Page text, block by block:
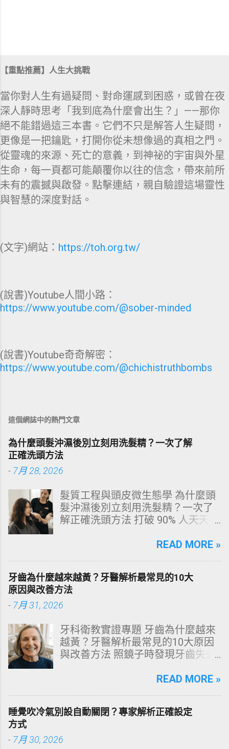
【重點推薦】人生大挑戰
當你對人生有過疑問、對命運感到困惑，或曾在夜
深人靜時思考「我到底為什麼會出生？」——那你
絕不能錯過這三本書。它們不只是解答人生疑問，
更像是一把鑰匙，打開你從未想像過的真相之門。
從靈魂的來源、死亡的意義，到神祕的宇宙與外星
生命，每一頁都可能顛覆你以往的信念，帶來前所
未有的震撼與啟發。點擊連結，親自驗證這場靈性
與智慧的深度對話。
(文字)網站： https://toh.org.tw/
(說書)Youtube人間小路：
https://www.youtube.com/@sober-minded
(說書)Youtube奇奇解密：
https://www.youtube.com/@chichistruthbombs
這個網誌中的熱門文章
為什麼頭髮沖濕後別立刻用洗髮精？一次了解
正確洗頭方法
- 7月 28, 2026
髮質工程與頭皮微生態學 為什麼頭
髮沖濕後別立刻用洗髮精？一次了
解正確洗頭方法 打破 90% 人天天在
構化思維，拆解頭皮清潔的物理與
康髮質。 💡 理性思維考題：你是否
天天洗頭，頭皮卻依然半天就出
油、發癢，甚至掉髮嚴重？ 絕大多
數人的頭皮問題，並不是洗髮精買
了」。當你蓮蓬頭剛淋濕頭髮，下
一秒就把濃縮洗髮精直接抹在頭皮
上時，你已經親手觸發了一連串破
過嚴密的邏輯分析，為你解構正確
快速導覽目錄 一、 盲點剖析：沖濕
立刻塗洗髮精，為何是毀髮災難？
Wash）」的物理學與生物學底層邏
READ MORE »
牙齒為什麼越來越黃？牙醫解析最常見的10大
原因與改善方法
- 7月 31, 2026
牙科衛教實證專題 牙齒為什麼越來
越黃？牙醫解析最常見的10大原因
與改善方法 照鏡子時發現牙齒失去
文由專業牙科思維出發，深度剖析
源性染色成因，並提供精準有效的
改善與美白對策。 📋 文章快速導覽
琺瑯質與象牙質 二、 牙齒變黃的10
READ MORE »
睡覺吹冷氣別設自動關閉？專家解析正確設定
方式
- 7月 30, 2026